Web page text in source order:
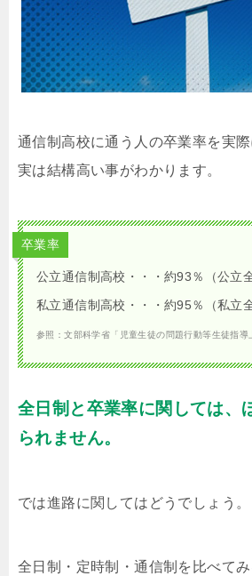
通信制高校に通う人の卒業率を実際
実は結構高い事がわかります。
卒業率
公立通信制高校・・・約93％（公立
私立通信制高校・・・約95％（私立
参照：文部科学省「児童生徒の問題行動等生徒指導
全日制と卒業率に関しては、
られません。
では進路に関してはどうでしょう。
全日制・定時制・通信制を比べて